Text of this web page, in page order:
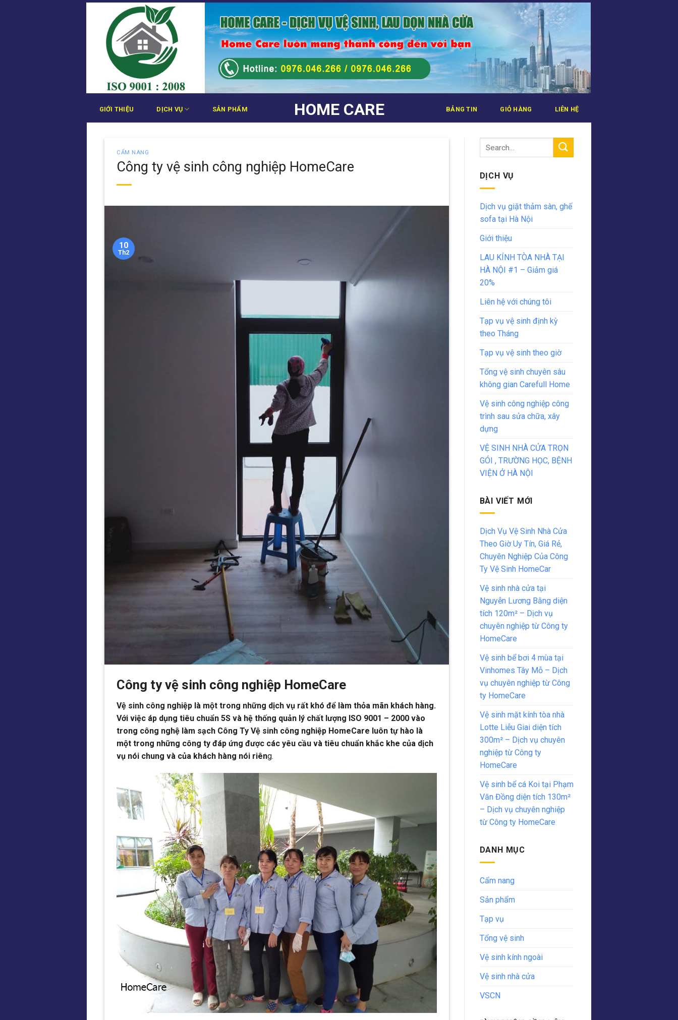
Bỏ
HOME CARE
GIỚI THIỆU DỊCH VỤ SẢN PHẨM BẢNG TIN GIỎ HÀNG LIÊN HỆ
CẨM NANG
Công ty vệ sinh công nghiệp HomeCare
10
Th2
Công ty vệ sinh công nghiệp HomeCare
Vệ sinh công nghiệp là một trong những dịch vụ rất khó để làm thỏa mãn khách hàng.
Với việc áp dụng tiêu chuẩn 5S và hệ thống quản lý chất lượng ISO 9001 – 2000 vào
trong công nghệ làm sạch Công Ty Vệ sinh công nghiệp HomeCare luôn tự hào là
một trong những công ty đáp ứng được các yêu cầu và tiêu chuẩn khắc khe của dịch
vụ nói chung và của khách hàng nói riêng.
DỊCH VỤ
Dịch vụ giặt thảm sàn, ghế
sofa tại Hà Nội
Giới thiệu
LAU KÍNH TÒA NHÀ TẠI
HÀ NỘI #1 – Giảm giá
20%
Liên hệ với chúng tôi
Tạp vụ vệ sinh định kỳ
theo Tháng
Tạp vụ vệ sinh theo giờ
Tổng vệ sinh chuyên sâu
không gian Carefull Home
Vệ sinh công nghiệp công
trình sau sửa chữa, xây
dựng
VỆ SINH NHÀ CỬA TRỌN
GÓI , TRƯỜNG HỌC, BỆNH
VIỆN Ở HÀ NỘI
BÀI VIẾT MỚI
Dịch Vụ Vệ Sinh Nhà Cửa
Theo Giờ Uy Tín, Giá Rẻ,
Chuyên Nghiệp Của Công
Ty Vệ Sinh HomeCar
Vệ sinh nhà cửa tại
Nguyễn Lương Bằng diện
tích 120m² – Dịch vụ
chuyên nghiệp từ Công ty
HomeCare
Vệ sinh bể bơi 4 mùa tại
Vinhomes Tây Mỗ – Dịch
vụ chuyên nghiệp từ Công
ty HomeCare
Vệ sinh mặt kính tòa nhà
Lotte Liễu Giai diện tích
300m² – Dịch vụ chuyên
nghiệp từ Công ty
HomeCare
Vệ sinh bể cá Koi tại Phạm
Văn Đồng diện tích 130m²
– Dịch vụ chuyên nghiệp
từ Công ty HomeCare
DANH MỤC
Cẩm nang
Sản phẩm
Tạp vụ
Tổng vệ sinh
Vệ sinh kính ngoài
Vệ sinh nhà cửa
VSCN